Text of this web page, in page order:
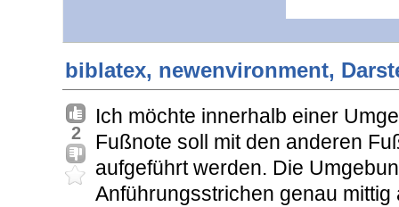
biblatex, newenvironment,
2
Ich möchte innerhalb einer
Fußnote soll mit den anderen
aufgeführt werden. Die
Anführungsstrichen genau